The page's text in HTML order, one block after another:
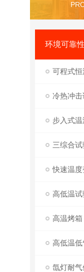
环境可靠
可程式
冷热冲击
步入式
三综合试
快速温
高低温试
高温烤箱
高低温
氙灯耐